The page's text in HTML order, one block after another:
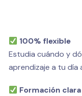
100% flexible
Estudia cuándo y
aprendizaje a tu día
Formación